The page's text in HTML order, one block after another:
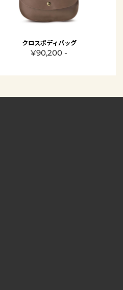
クロスボディバッグ
¥90,200 -